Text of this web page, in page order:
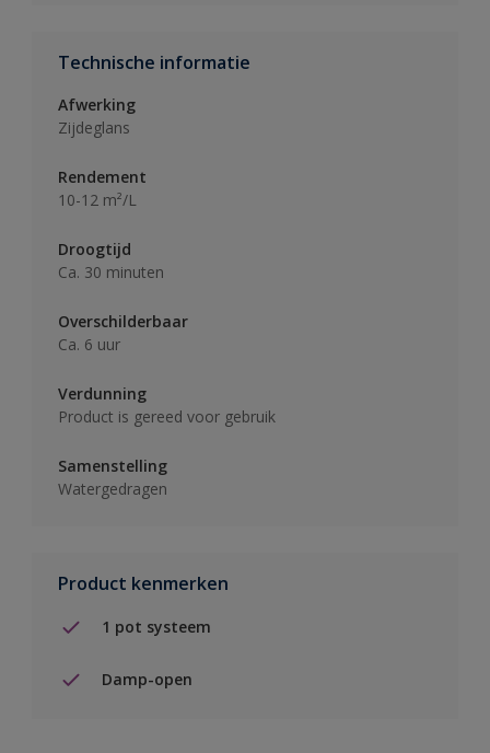
Technische informatie
Afwerking
Zijdeglans
Rendement
10-12 m²/L
Droogtijd
Ca. 30 minuten
Overschilderbaar
Ca. 6 uur
Verdunning
Product is gereed voor gebruik
Samenstelling
Watergedragen
Product kenmerken
1 pot systeem
Damp-open